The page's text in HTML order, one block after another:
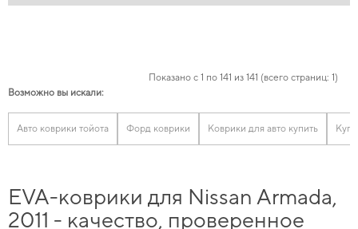
Показано с 1 по 141 из 141 (всего страниц: 1)
Возможно вы искали:
Авто коврики тойота Форд коврики Коврики для авто купить
EVA-коврики для Nissan Armada,
2011 - качество, проверенное